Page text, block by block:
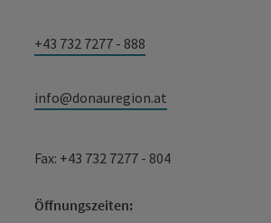
+43 732 7277 - 888
info@donauregion.at
Fax: +43 732 7277 - 804
Öffnungszeiten: